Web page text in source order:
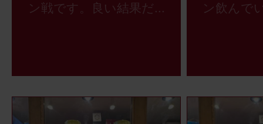
ン戦です。良い結果だ...
ン飲んで